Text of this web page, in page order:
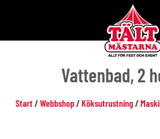
Vattenbad, 2
Start/Webbshop/Köksutrustning/